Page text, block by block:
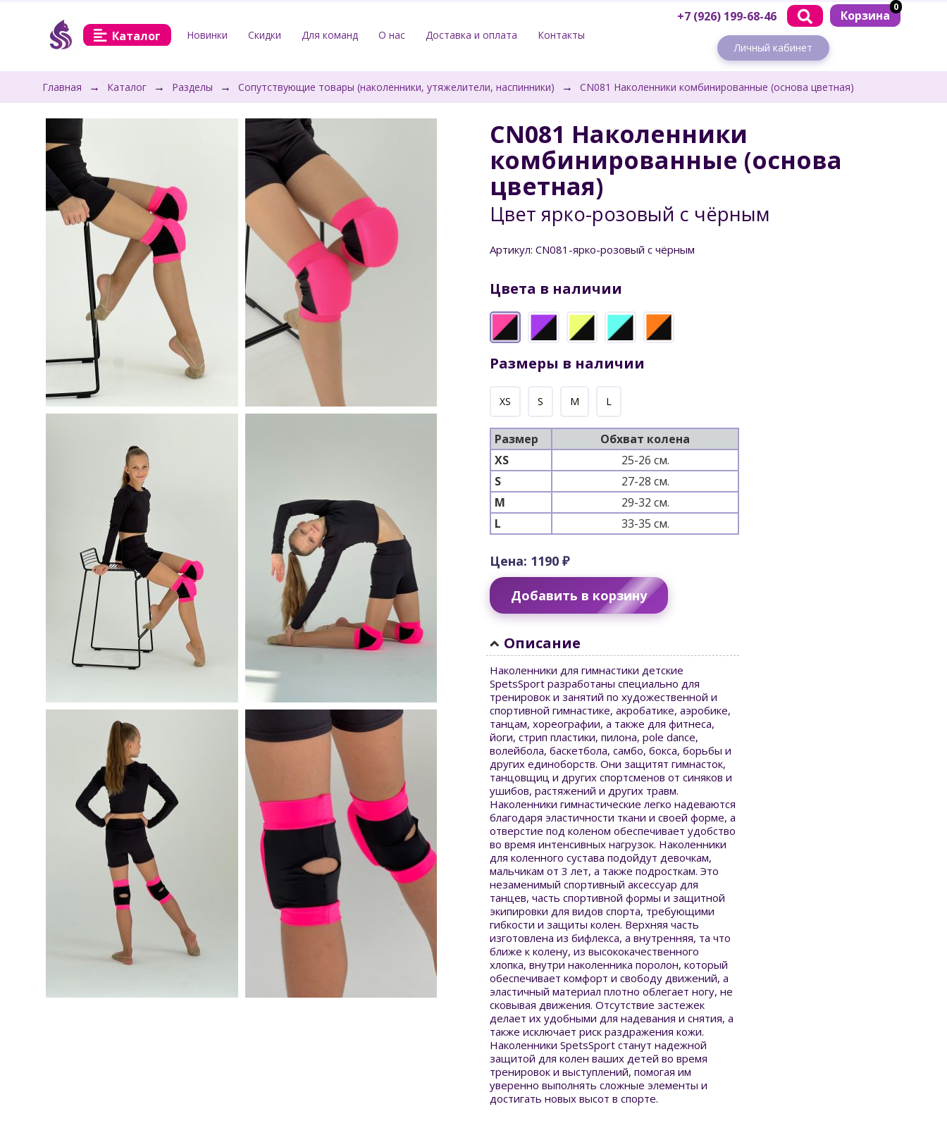
Каталог Новинки Скидки Для команд О нас Доставка и оплата Контакты
+7 (926) 199-68-46 Корзина
0
Личный кабинет
Главная → Каталог → Разделы → Сопутствующие товары (наколенники, утяжелители, наспинники) → CN081 Наколенники комбинированные (основа цветная)
CN081 Наколенники
комбинированные (основа
цветная)
Цвет ярко-розовый с чёрным
Артикул: CN081-ярко-розовый с чёрным
Цвета в наличии
Размеры в наличии
XS S M L
Размер
Обхват колена
XS
25-26 см.
S
27-28 см.
M
29-32 см.
L
33-35 см.
Цена: 1190 ₽
Добавить в корзину
Описание
Наколенники для гимнастики детские
SpetsSport разработаны специально для
тренировок и занятий по художественной и
спортивной гимнастике, акробатике, аэробике,
танцам, хореографии, а также для фитнеса,
йоги, стрип пластики, пилона, pole dance,
волейбола, баскетбола, самбо, бокса, борьбы и
других единоборств. Они защитят гимнасток,
танцовщиц и других спортсменов от синяков и
ушибов, растяжений и других травм.
Наколенники гимнастические легко надеваются
благодаря эластичности ткани и своей форме, а
отверстие под коленом обеспечивает удобство
во время интенсивных нагрузок. Наколенники
для коленного сустава подойдут девочкам,
мальчикам от 3 лет, а также подросткам. Это
незаменимый спортивный аксессуар для
танцев, часть спортивной формы и защитной
экипировки для видов спорта, требующими
гибкости и защиты колен. Верхняя часть
изготовлена из бифлекса, а внутренняя, та что
ближе к колену, из высококачественного
хлопка, внутри наколенника поролон, который
обеспечивает комфорт и свободу движений, а
эластичный материал плотно облегает ногу, не
сковывая движения. Отсутствие застежек
делает их удобными для надевания и снятия, а
также исключает риск раздражения кожи.
Наколенники SpetsSport станут надежной
защитой для колен ваших детей во время
тренировок и выступлений, помогая им
уверенно выполнять сложные элементы и
достигать новых высот в спорте.